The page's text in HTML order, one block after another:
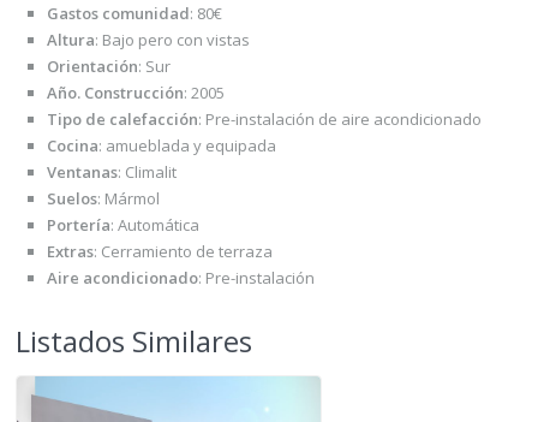
Gastos comunidad: 80€
Altura: Bajo pero con vistas
Orientación: Sur
Año. Construcción: 2005
Tipo de calefacción: Pre-instalación de aire acondicionado
Cocina: amueblada y equipada
Ventanas: Climalit
Suelos: Mármol
Portería: Automática
Extras: Cerramiento de terraza
Aire acondicionado: Pre-instalación
Listados Similares